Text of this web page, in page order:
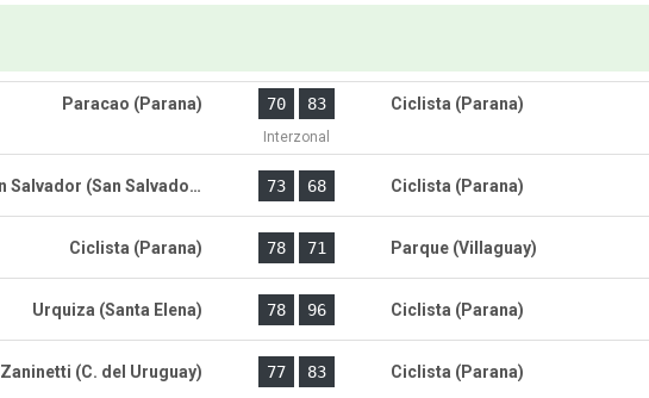
Paracao (Parana) 70 83 Ciclista (Parana)
Interzonal
Sportivo San Salvador (San Salvador) 73 68 Ciclista (Parana)
Ciclista (Parana) 78 71 Parque (Villaguay)
Urquiza (Santa Elena) 78 96 Ciclista (Parana)
Zaninetti (C. del Uruguay) 77 83 Ciclista (Parana)